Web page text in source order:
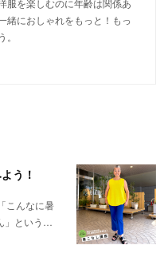
緒におしゃれをもっと！もっ
う！
こんなに暑
」という…